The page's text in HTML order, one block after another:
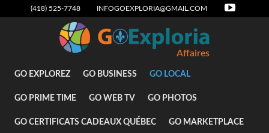
(418) 525-7748 INFOGOEXPLORIA@GMAIL.COM
Affaires
GO EXPLOREZ GO BUSINESS GO LOCAL
GO PRIME TIME GO WEB TV GO PHOTOS
GO CERTIFICATS CADEAUX QUÉBEC GO MARKETPLACE